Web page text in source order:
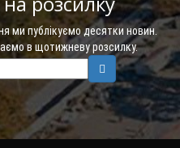
ми публікуємо десятки новин.
в щотижневу розсилку.